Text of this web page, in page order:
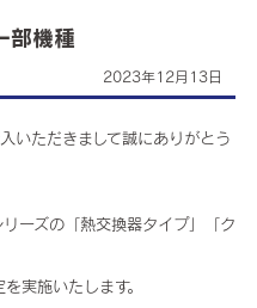
部機種
2023年12月13日
いただきまして誠にありがとう
ーズの「熱交換器タイプ」「ク
実施いたします。